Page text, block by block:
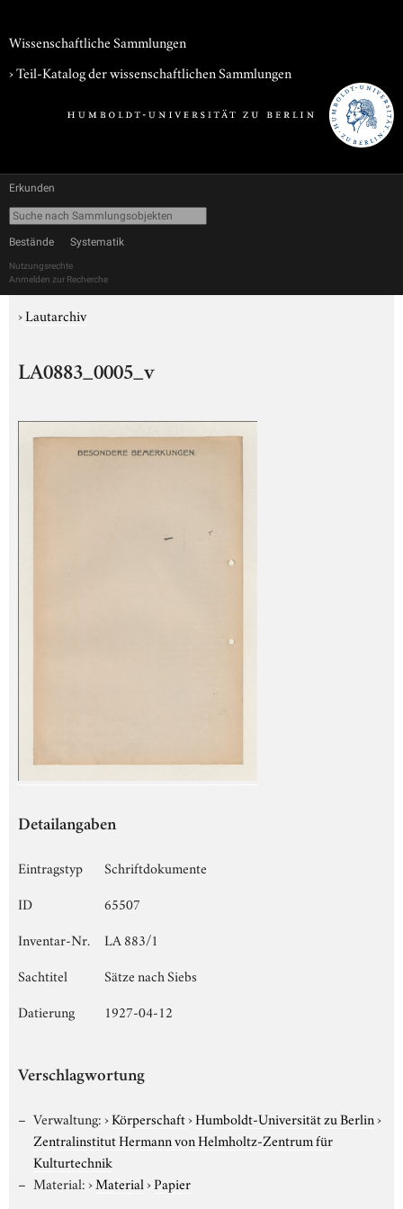
Wissenschaftliche Sammlungen
› Teil-Katalog der wissenschaftlichen Sammlungen
Erkunden
Bestände Systematik
Nutzungsrechte
Anmelden zur Recherche
›Lautarchiv
LA0883_0005_v
Detailangaben
Eintragstyp
Schriftdokumente
ID
65507
Inventar-Nr.
LA 883/1
Sachtitel
Sätze nach Siebs
Datierung
1927-04-12
Verschlagwortung
Verwaltung:›Körperschaft›Humboldt-Universität zu Berlin›
Zentralinstitut Hermann von Helmholtz-Zentrum für
Kulturtechnik
Material:›Material›Papier